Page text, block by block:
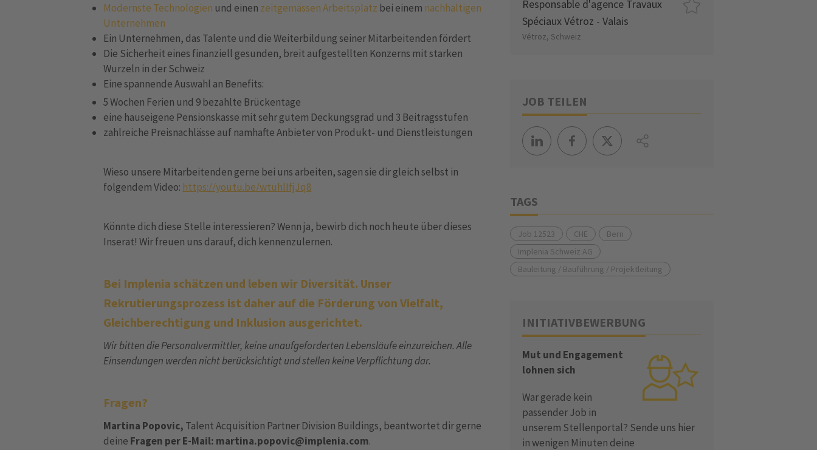
Modernste Technologien und einen zeitgemässen Arbeitsplatz bei einem nachhaltigen
Unternehmen
Ein Unternehmen, das Talente und die Weiterbildung seiner Mitarbeitenden fördert
Die Sicherheit eines finanziell gesunden, breit aufgestellten Konzerns mit starken
Wurzeln in der Schweiz
Eine spannende Auswahl an Benefits:
5 Wochen Ferien und 9 bezahlte Brückentage
eine hauseigene Pensionskasse mit sehr gutem Deckungsgrad und 3 Beitragsstufen
zahlreiche Preisnachlässe auf namhafte Anbieter von Produkt- und Dienstleistungen
Wieso unsere Mitarbeitenden gerne bei uns arbeiten, sagen sie dir gleich selbst in
folgendem Video: https://youtu.be/wtuhlIfjJq8
Könnte dich diese Stelle interessieren? Wenn ja, bewirb dich noch heute über dieses
Inserat! Wir freuen uns darauf, dich kennenzulernen.
Bei Implenia schätzen und leben wir Diversität. Unser
Rekrutierungsprozess ist daher auf die Förderung von Vielfalt,
Gleichberechtigung und Inklusion ausgerichtet.
Wir bitten die Personalvermittler, keine unaufgeforderten Lebensläufe einzureichen. Alle
Einsendungen werden nicht berücksichtigt und stellen keine Verpflichtung dar.
Fragen?
Martina Popovic, Talent Acquisition Partner Division Buildings, beantwortet dir gerne
deine Fragen per E-Mail: martina.popovic@implenia.com.
Responsable d'agence Travaux
Spéciaux Vétroz - Valais
Vétroz, Schweiz
JOB TEILEN
TAGS
Job 12523 CHE
Bern
Implenia Schweiz AG
Bauleitung / Bauführung / Projektleitung
INITIATIVBEWERBUNG
Mut und Engagement
lohnen sich
War gerade kein
passender Job in
unserem Stellenportal? Sende uns hier
in wenigen Minuten deine